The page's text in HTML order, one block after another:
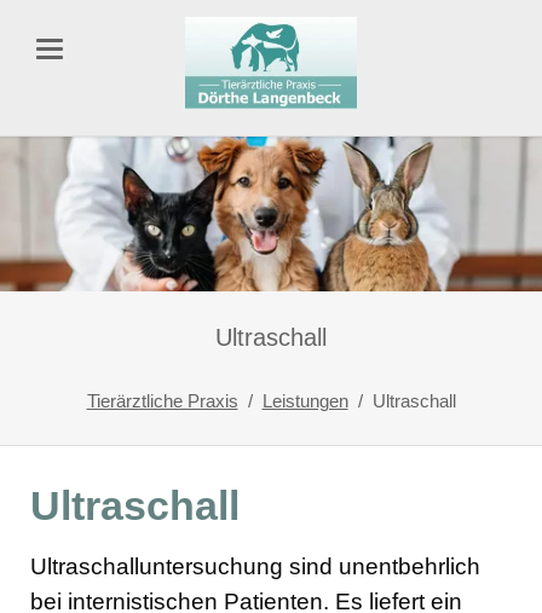
Ultraschall
Tierärztliche Praxis Leistungen Ultraschall
Ultraschall
Ultraschalluntersuchung sind unentbehrlich
bei internistischen Patienten. Es liefert ein